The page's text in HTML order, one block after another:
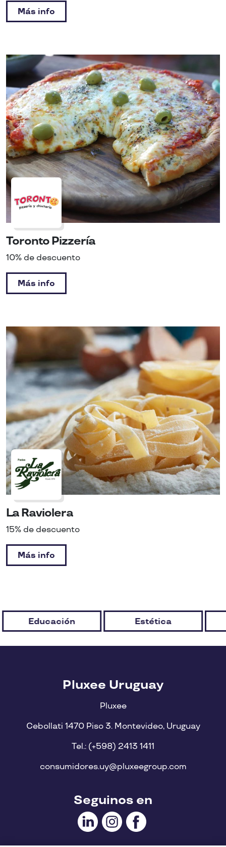
Más info
Toronto Pizzería
10% de descuento
Más info
La Raviolera
15% de descuento
Más info
Educación Estética
Pluxee Uruguay
Pluxee
Cebollati 1470 Piso 3. Montevideo, Uruguay
Tel.: (+598) 2413 1411
consumidores.uy@pluxeegroup.com
Seguinos en